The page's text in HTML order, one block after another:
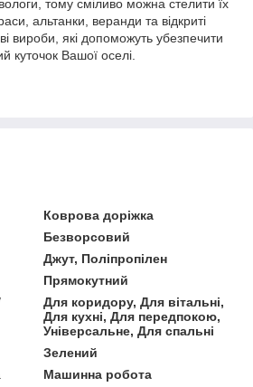
тому сміливо можна стелити їх
альтанки, веранди та відкриті
вироби, які допоможуть убезпечити
куточок Вашої оселі.
Коврова доріжка
Безворсовий
Джут, Поліпропілен
Прямокутний
Для коридору, Для вітальні,
Для кухні, Для передпокою,
Універсальне, Для спальні
Зелений
Машинна робота